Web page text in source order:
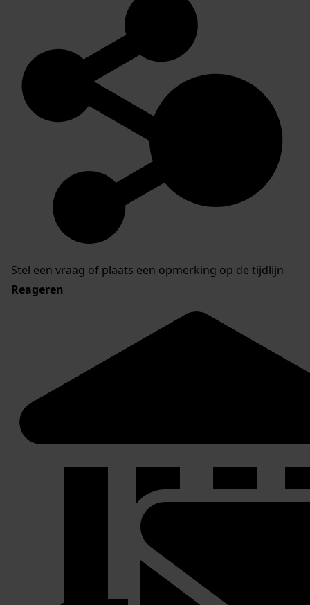
Stel een vraag of plaats een opmerking op de tijdlijn
Reageren